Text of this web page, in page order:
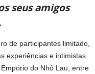
seus amigos
de participantes limitado,
experiências e intimistas
do Nhô Lau, entre